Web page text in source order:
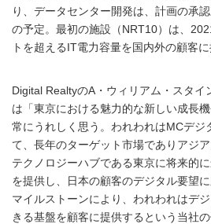
り、データセンター開発は、計画の承
の予定。最初の施設（NRT10）は、
トを超えるIT電力容量を国内外の顧客に
Digital RealtyのA・ウィリアム・スタイ
は「東京における魅力的な新しい成長
常にうれしく思う。われわれはMCデジ
て、長年のターゲット市場でありアジ
テクノロジーハブである東京に将来的
を提供し、日本の顧客のデジタル要望
マイルストーンにより、われわれはデ
きる基盤を顧客に提供するという当社